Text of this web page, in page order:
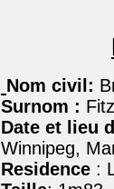
Nom civil:
Surnom :
Date et lieu
Winnipeg,
Residence :